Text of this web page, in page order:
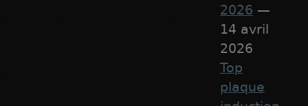
2026 —
14 avril
2026
Top
plaque